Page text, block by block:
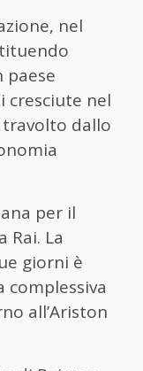
nel
paese
cresciute nel
travolto dallo
per il
Rai. La
giorni è
complessiva
all’Ariston